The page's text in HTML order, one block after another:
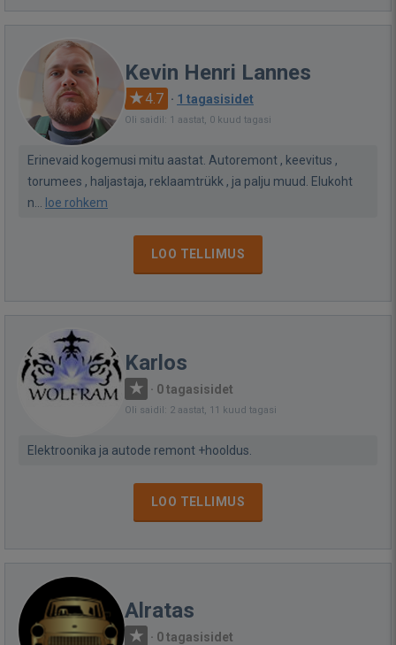
Kevin Henri Lannes
4.7 · 1 tagasisidet
Oli saidil: 1 aastat, 0 kuud tagasi
Erinevaid kogemusi mitu aastat. Autoremont , keevitus ,
torumees , haljastaja, reklaamtrükk , ja palju muud. Elukoht
n...
loe rohkem
LOO TELLIMUS
Karlos
· 0 tagasisidet
Oli saidil: 2 aastat, 11 kuud tagasi
Elektroonika ja autode remont +hooldus.
LOO TELLIMUS
Alratas
· 0 tagasisidet